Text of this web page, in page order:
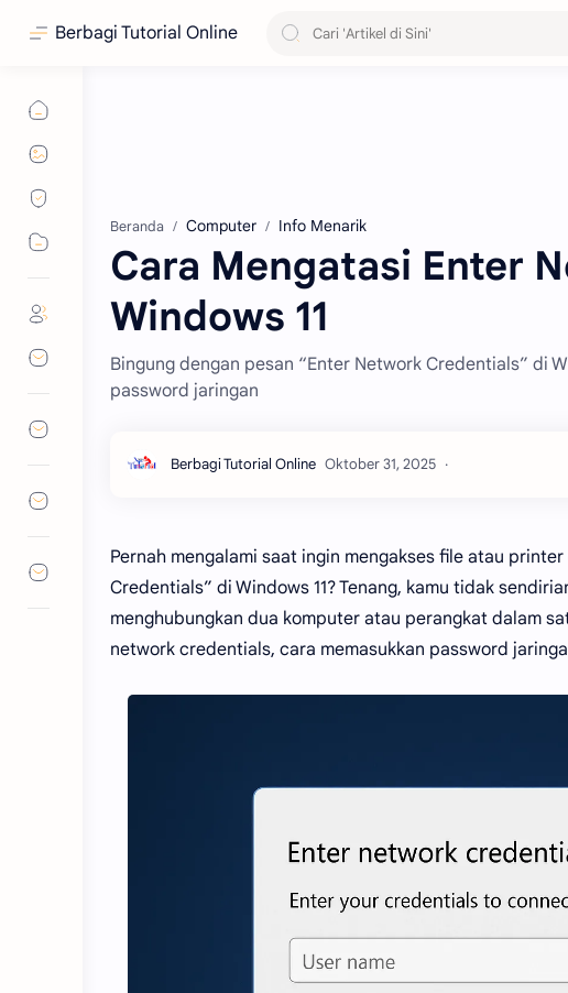
Berbagi Tutorial Online
Beranda Computer Info Menarik
Cara Mengatasi Enter
Windows 11
Bingung dengan pesan “Enter Network Credentials” di
password jaringan
Pernah mengalami saat ingin mengakses file atau
Credentials” di Windows 11? Tenang, kamu tidak
menghubungkan dua komputer atau perangkat dalam
network credentials, cara memasukkan password